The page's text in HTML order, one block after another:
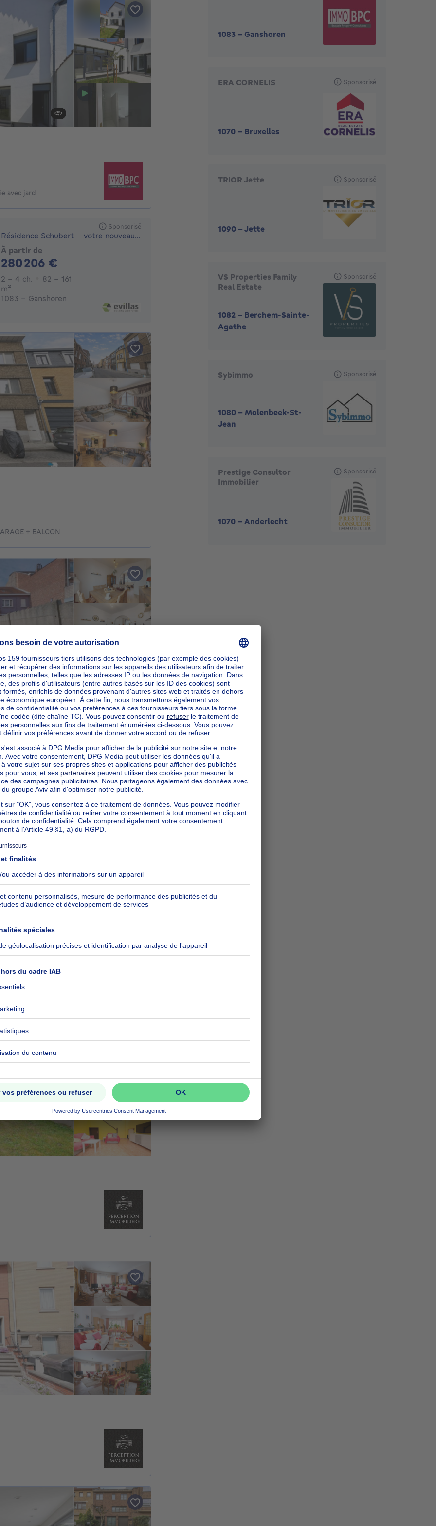
avec jard
Sponsorisé
Résidence Schubert – votre nouveau chez-vous à Ganshoren
À partir de
280 206 €
2 - 4 Chambres
2 - 4 ch.
82 - 161
m²
1083 - Ganshoren
+ BALCON
avec jardin
1083 - Ganshoren
ERA CORNELIS
1070 - Bruxelles
Sponsorisé
TRIOR Jette
1090 -Jette
Sponsorisé
VS Properties Family
Real Estate
1082 - Berchem-Sainte-
Agathe
Sponsorisé
Sybimmo
1080 - Molenbeek-St-
Jean
Sponsorisé
Prestige Consultor
Immobilier
1070 - Anderlecht
Sponsorisé